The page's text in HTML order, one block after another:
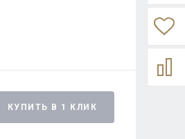
КУПИТЬ В 1 КЛИК